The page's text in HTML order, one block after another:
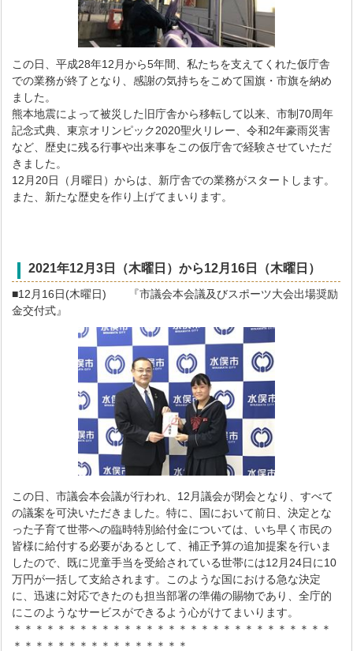
この日、平成28年12月から5年間、私たちを支えてくれた仮庁舎
での業務が終了となり、感謝の気持ちをこめて国旗・市旗を納め
ました。
熊本地震によって被災した旧庁舎から移転して以来、市制70周年
記念式典、東京オリンピック2020聖火リレー、令和2年豪雨災害
など、歴史に残る行事や出来事をこの仮庁舎で経験させていただ
きました。
12月20日（月曜日）からは、新庁舎での業務がスタートします。
また、新たな歴史を作り上げてまいります。
2021年12月3 日（木曜日）から12月16 日 （木曜日）
■12月16日(木曜日) 『市議会本会議及びスポーツ大会出場奨励
金交付式』
この日、市議会本会議が行われ、12月議会が閉会となり、すべて
の議案を可決いただきました。特に、国において前日、決定とな
った子育て世帯への臨時特別給付金については、いち早く市民の
皆様に給付する必要があるとして、補正予算の追加提案を行いま
したので、既に児童手当を受給されている世帯には12月24日に10
万円が一括して支給されます。このような国における急な決定
に、迅速に対応できたのも担当部署の準備の賜物であり、全庁的
にこのようなサービスができるよう心がけてまいります。
＊＊＊＊＊＊＊＊＊＊＊＊＊＊＊＊＊＊＊＊＊＊＊＊＊＊＊＊＊
＊＊＊＊＊＊＊＊＊＊＊＊＊＊＊＊